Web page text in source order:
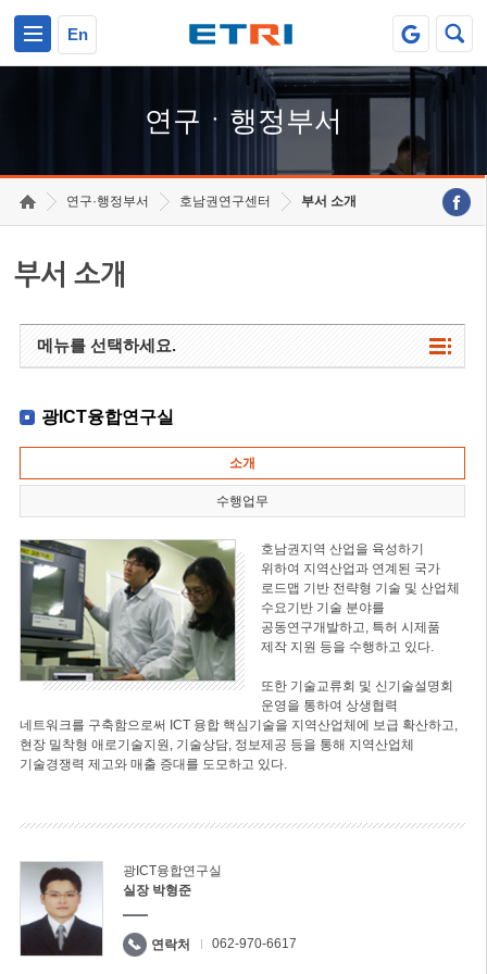
En
연구ㆍ행정부서
연구·행정부서 호남권연구센터 부서 소개
부서 소개
메뉴를 선택하세요.
광ICT융합연구실
소개
수행업무
호남권지역 산업을 육성하기
위하여 지역산업과 연계된 국가
로드맵 기반 전략형 기술 및 산업체
수요기반 기술 분야를
공동연구개발하고, 특허 시제품
제작 지원 등을 수행하고 있다.
또한 기술교류회 및 신기술설명회
운영을 통하여 상생협력
네트워크를 구축함으로써 ICT 융합 핵심기술을 지역산업체에 보급 확산하고,
현장 밀착형 애로기술지원, 기술상담, 정보제공 등을 통해 지역산업체
기술경쟁력 제고와 매출 증대를 도모하고 있다.
광ICT융합연구실
실장 박형준
연락처 062-970-6617